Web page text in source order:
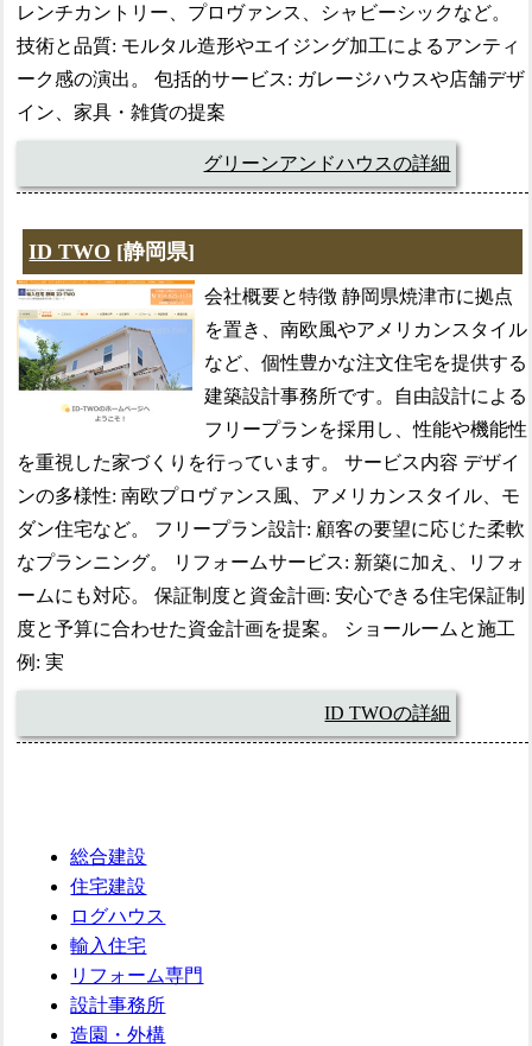
レンチカントリー、プロヴァンス、シャビーシックなど。
技術と品質: モルタル造形やエイジング加工によるアンティ
ーク感の演出。 包括的サービス: ガレージハウスや店舗デザ
イン、家具・雑貨の提案
グリーンアンドハウスの詳細
ID TWO [静岡県]
会社概要と特徴 静岡県焼津市に拠点
を置き、南欧風やアメリカンスタイル
など、個性豊かな注文住宅を提供する
建築設計事務所です。自由設計による
フリープランを採用し、性能や機能性
を重視した家づくりを行っています。 サービス内容 デザイ
ンの多様性: 南欧プロヴァンス風、アメリカンスタイル、モ
ダン住宅など。 フリープラン設計: 顧客の要望に応じた柔軟
なプランニング。 リフォームサービス: 新築に加え、リフォ
ームにも対応。 保証制度と資金計画: 安心できる住宅保証制
度と予算に合わせた資金計画を提案。 ショールームと施工
例: 実
ID TWOの詳細
総合建設
住宅建設
ログハウス
輸入住宅
リフォーム専門
設計事務所
造園・外構